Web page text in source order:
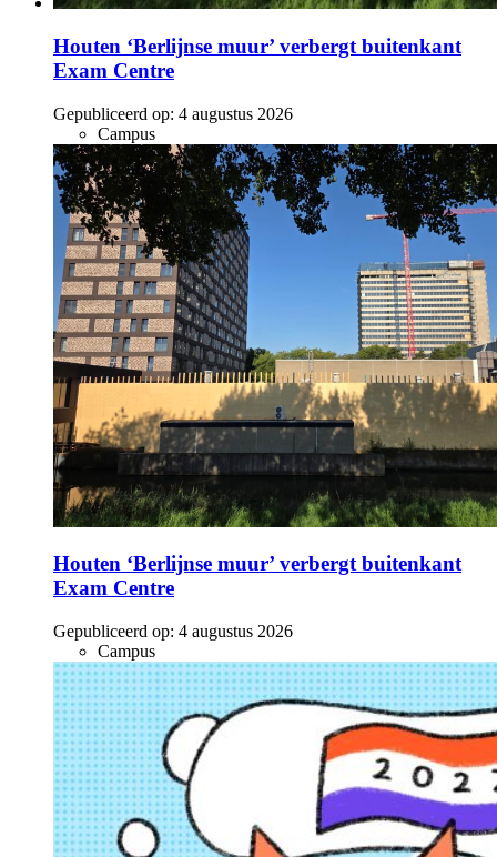
Houten ‘Berlijnse muur’ verbergt buitenkant
Exam Centre
Gepubliceerd op: 4 augustus 2026
Campus
Houten ‘Berlijnse muur’ verbergt buitenkant
Exam Centre
Gepubliceerd op: 4 augustus 2026
Campus